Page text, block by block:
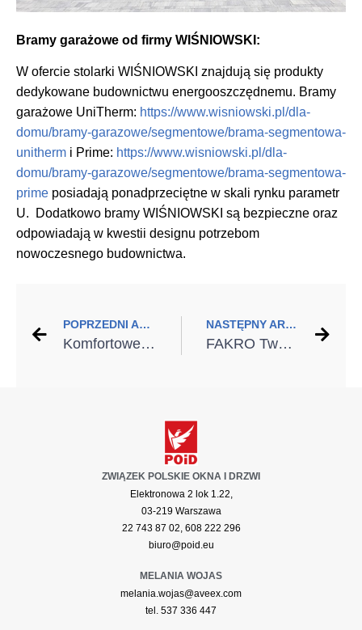
Bramy garażowe od firmy WIŚNIOWSKI:
W ofercie stolarki WIŚNIOWSKI znajdują się produkty
dedykowane budownictwu energooszczędnemu. Bramy
garażowe UniTherm: https://www.wisniowski.pl/dla-
domu/bramy-garazowe/segmentowe/brama-segmentowa-
unitherm i Prime: https://www.wisniowski.pl/dla-
domu/bramy-garazowe/segmentowe/brama-segmentowa-
prime posiadają ponadprzeciętne w skali rynku parametr
U. Dodatkowo bramy WIŚNIOWSKI są bezpieczne oraz
odpowiadają w kwestii designu potrzebom
nowoczesnego budownictwa.
POPRZEDNI ARTYKUŁ
Komfortowe poddasze – sposoby na energooszczędne oświetlenie wnętrza
NASTĘPNY ARTYKUŁ
FAKRO Twój dom, Twój wybór – technologia na wyciągnięcie ręki
ZWIĄZEK POLSKIE OKNA I DRZWI
Elektronowa 2 lok 1.22,
03-219 Warszawa
22 743 87 02, 608 222 296
biuro@poid.eu
MELANIA WOJAS
melania.wojas@aveex.com
tel. 537 336 447